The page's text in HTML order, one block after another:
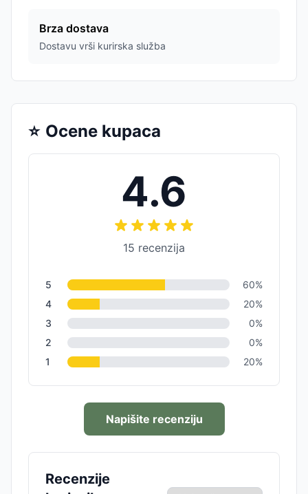
Brza dostava
Dostavu vrši kurirska služba
⭐ Ocene kupaca
4.6
15 recenzija
5 60%
4
20%
3
0%
2
0%
1
20%
Napišite recenziju
Recenzije